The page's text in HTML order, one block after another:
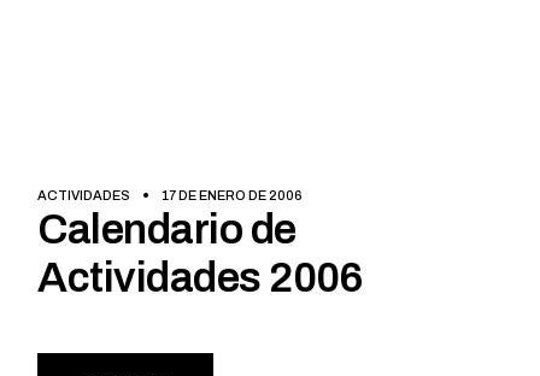
ACTIVIDADES 17 DE ENERO DE 2006
Calendario de
Actividades 2006